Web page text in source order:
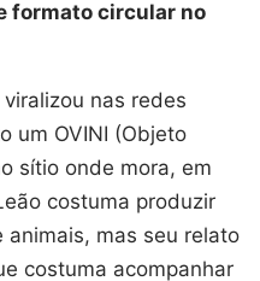
formato circular no
nas redes
um OVINI (Objeto
sítio onde mora, em
costuma produzir
mas seu relato
costuma acompanhar